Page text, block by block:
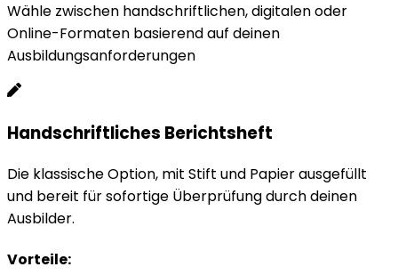
Wähle zwischen handschriftlichen, digitalen oder
Online-Formaten basierend auf deinen
Ausbildungsanforderungen
Handschriftliches Berichtsheft
Die klassische Option, mit Stift und Papier ausgefüllt
und bereit für sofortige Überprüfung durch deinen
Ausbilder.
Vorteile: